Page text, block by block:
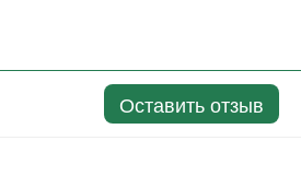
Оставить отзыв